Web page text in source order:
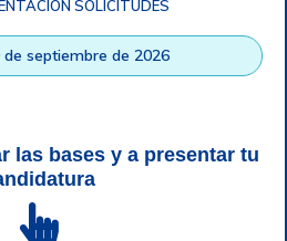
| SGSI |
Login
© Todos los derechos
SOLICITUDES
de septiembre de 2026
las bases y a presentar tu